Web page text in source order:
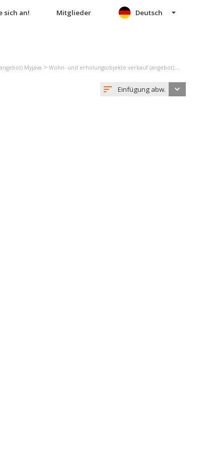
sich an! Mitglieder Deutsch
Myjava > Wohn- und erholungsobjekte verkauf (angebot) Hrašné
Einfügung abw.